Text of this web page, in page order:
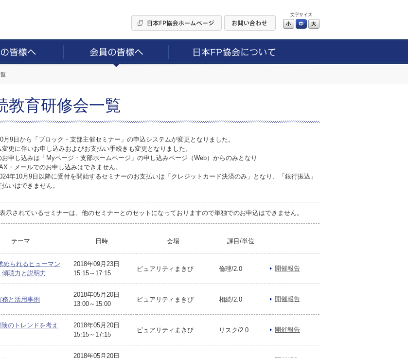
文字サイズ
小 中
教育研修会一覧
月9日から「ブロック・支部主催セミナー」の申込システムが変更となりました。
変更に伴いお申し込みおよびお支払い手続きも変更となりました。
お申し込みは「Myページ・支部ホームページ」の申し込みページ（Web）からのみとなり
・メールでのお申し込みはできません。
年10月9日以降に受付を開始するセミナーのお支払いは「クレジットカード決済のみ」となり、「銀行振込」
いはできません。
表示されているセミナーは、他のセミナーとのセットになっておりますので単独でのお申込はできません。
テーマ 日時 会場 課目/単位
められるヒューマン
聴力と説明力
2018年09月23日
15:15～17:15
ピュアリティまきび 倫理/2.0 開催報告
務と活用事例
2018年05月20日
13:00～15:00
ピュアリティまきび 相続/2.0 開催報告
のトレンドを考え
2018年05月20日
15:15～17:15
ピュアリティまきび リスク/2.0 開催報告
2018年05月20日